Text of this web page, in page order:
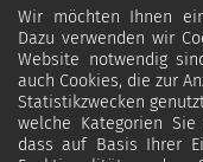
Wir möchten Ihnen
Dazu verwenden wir
Website notwendig
auch Cookies, die zur
Statistikzwecken
welche Kategorien
dass auf Basis Ihrer